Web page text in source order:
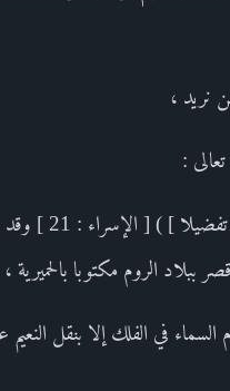
نريد ،
( انظر كيف فضلنا
الروم مكتوبا بالحميرية ،
في الفلك إلا بنقل